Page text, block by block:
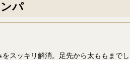
パ
スッキリ解消。足先から太ももまで